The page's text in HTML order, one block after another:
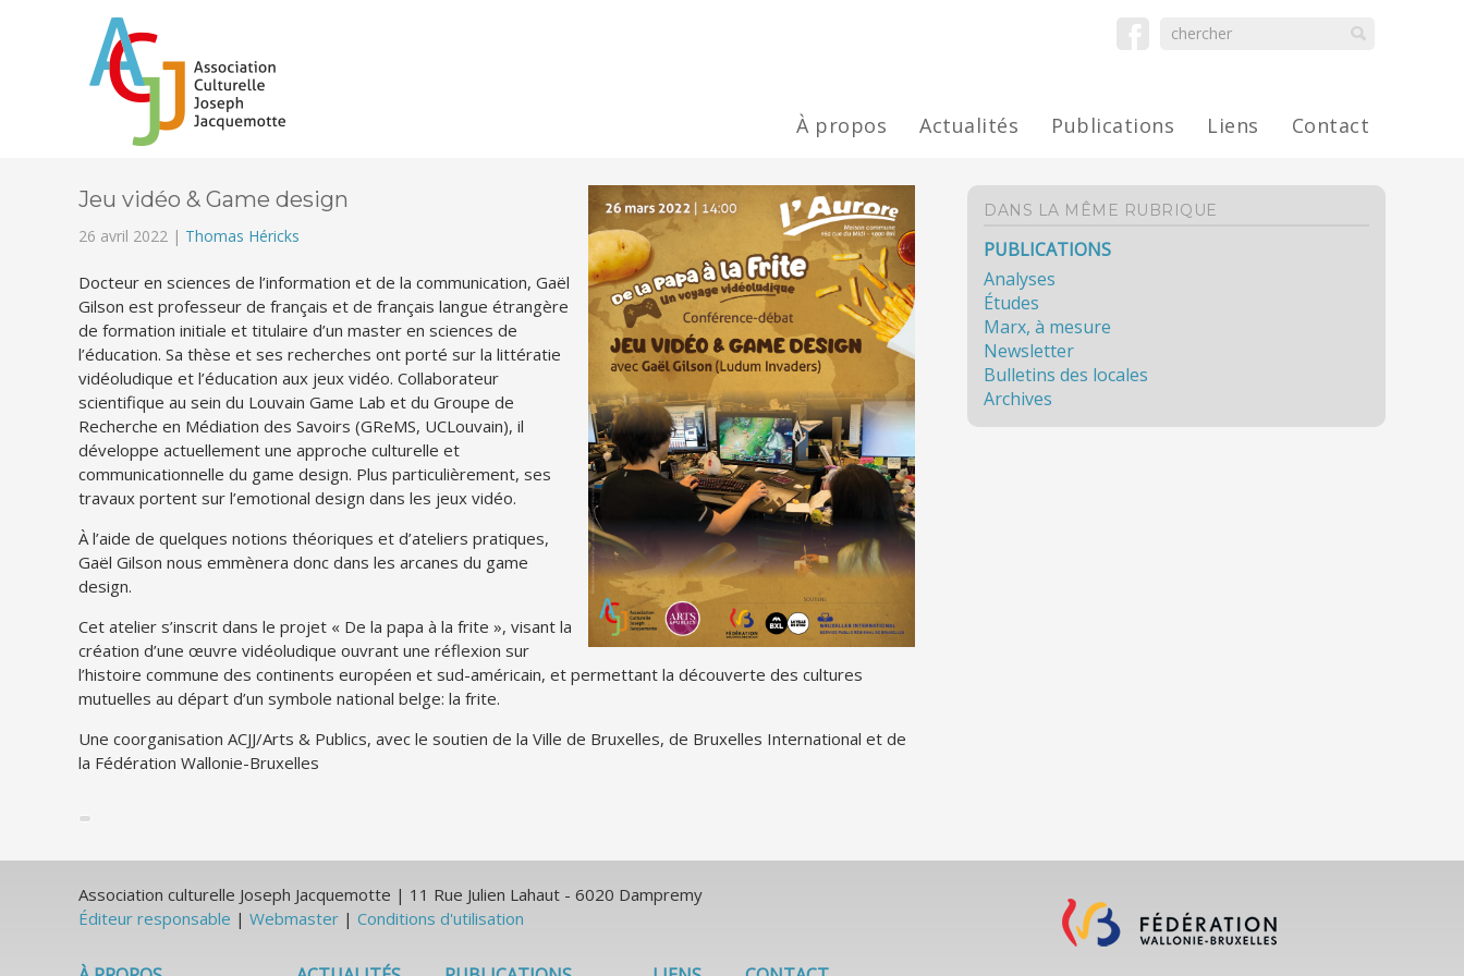
À propos Actualités Publications Liens Contact
Jeu vidéo & Game design
26 avril 2022 | Thomas Héricks
Docteur en sciences de l’information et de la communication, Gaël
Gilson est professeur de français et de français langue étrangère
de formation initiale et titulaire d’un master en sciences de
l’éducation. Sa thèse et ses recherches ont porté sur la littératie
vidéoludique et l’éducation aux jeux vidéo. Collaborateur
scientifique au sein du Louvain Game Lab et du Groupe de
Recherche en Médiation des Savoirs (GReMS, UCLouvain), il
développe actuellement une approche culturelle et
communicationnelle du game design. Plus particulièrement, ses
travaux portent sur l’emotional design dans les jeux vidéo.
À l’aide de quelques notions théoriques et d’ateliers pratiques,
Gaël Gilson nous emmènera donc dans les arcanes du game
design.
Cet atelier s’inscrit dans le projet « De la papa à la frite », visant la
création d’une œuvre vidéoludique ouvrant une réflexion sur
l’histoire commune des continents européen et sud-américain, et permettant la découverte des cultures
mutuelles au départ d’un symbole national belge: la frite.
Une coorganisation ACJJ/Arts & Publics, avec le soutien de la Ville de Bruxelles, de Bruxelles International et de
la Fédération Wallonie-Bruxelles
DANS LA MÊME RUBRIQUE
PUBLICATIONS
Analyses
Études
Marx, à mesure
Newsletter
Bulletins des locales
Archives
Association culturelle Joseph Jacquemotte | 11 Rue Julien Lahaut - 6020 Dampremy
Éditeur responsable | Webmaster | Conditions d'utilisation